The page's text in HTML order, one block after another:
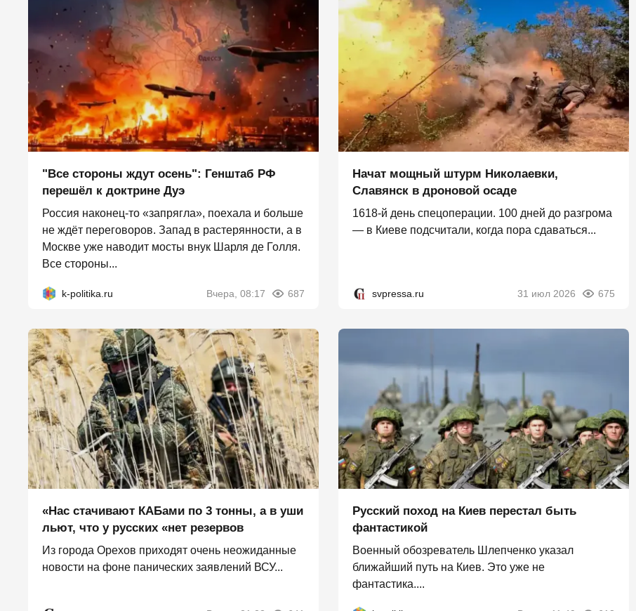
"Все стороны ждут осень": Генштаб РФ
перешёл к доктрине Дуэ
Россия наконец-то «запрягла», поехала и больше
не ждёт переговоров. Запад в растерянности, а в
Москве уже наводит мосты внук Шарля де Голля.
Все стороны...
k-politika.ru Вчера, 08:17 687
Начат мощный штурм Николаевки,
Славянск в дроновой осаде
1618-й день спецоперации. 100 дней до разгрома
— в Киеве подсчитали, когда пора сдаваться...
svpressa.ru 31 июл 2026 675
«Нас стачивают КАБами по 3 тонны, а в уши
льют, что у русских «нет резервов
Из города Орехов приходят очень неожиданные
новости на фоне панических заявлений ВСУ...
Русский поход на Киев перестал быть
фантастикой
Военный обозреватель Шлепченко указал
ближайший путь на Киев. Это уже не
фантастика....